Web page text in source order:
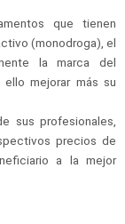
que tienen
(monodroga), el
la marca del
mejorar más su
sus profesionales,
precios de
a la mejor